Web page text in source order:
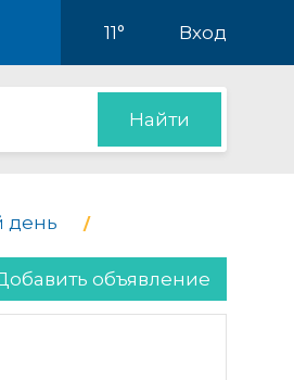
11° Вход
Найти
день
объявление